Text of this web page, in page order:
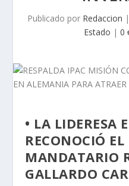
Publicado por Redaccion |
Estado | 0
• LA LIDERESA
RECONOCIÓ
MANDATARIO
GALLARDO